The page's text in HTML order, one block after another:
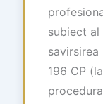
subiect al
196 CP